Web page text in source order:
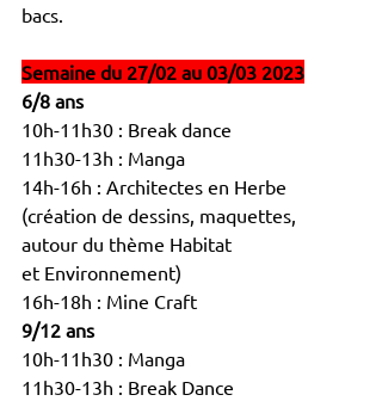
bacs.
Semaine du 27/02 au 03/03 2023
6/8 ans
10h-11h30 : Break dance
11h30-13h : Manga
14h-16h : Architectes en Herbe
(création de dessins, maquettes,
autour du thème Habitat
et Environnement)
16h-18h : Mine Craft
9/12 ans
10h-11h30 : Manga
11h30-13h : Break Dance